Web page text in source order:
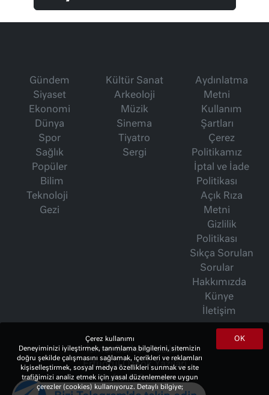
Gündem
Siyaset
Ekonomi
Dünya
Spor
Sağlık
Popüler
Bilim
Teknoloji
Gezi
Kültür Sanat
Arkeoloji
Müzik
Sinema
Tiyatro
Sergi
Aydınlatma
Metni
Kullanım
Şartları
Çerez
Politikamız
İptal ve İade
Politikası
Açık Rıza
Metni
Gizlilik
Politikası
Sıkça Sorulan
Sorular
Hakkımızda
Künye
İletişim
İsmet Berkan Yazıları
Ertuğrul Özkök Yazıları
Haftalık Gazete
OK
Çerez kullanımı
Deneyiminizi iyileştirmek, tanımlama bilgilerini, sitemizin
doğru şekilde çalışmasını sağlamak, içerikleri ve reklamları
kişiselleştirmek, sosyal medya özellikleri sunmak ve site
trafiğimizi analiz etmek için yasal düzenlemelere uygun
çerezler (cookies) kullanıyoruz. Detaylı bilgiye;